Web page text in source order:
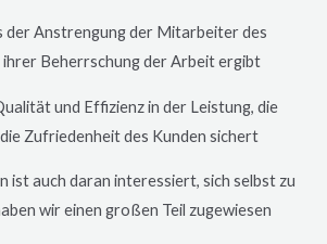
der Anstrengung der Mitarbeiter des
ihrer Beherrschung der Arbeit ergibt
und Effizienz in der Leistung, die
Zufriedenheit des Kunden sichert
ist auch daran interessiert, sich selbst zu
wir einen großen Teil zugewiesen